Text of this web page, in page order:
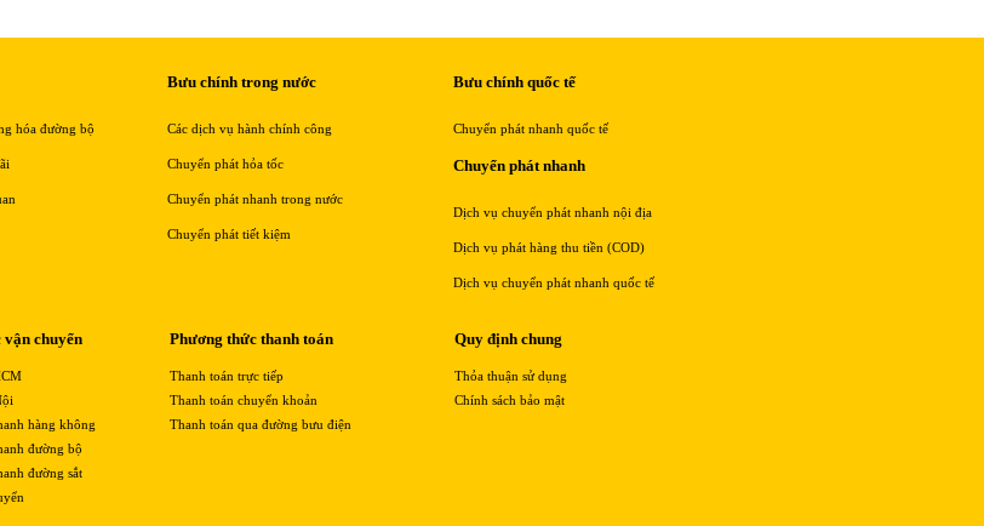
hóa đường bộ
Bưu chính trong nước
Các dịch vụ hành chính công
Chuyển phát hỏa tốc
Chuyển phát nhanh trong nước
Chuyển phát tiết kiệm
Bưu chính quốc tế
Chuyển phát nhanh quốc tế
Chuyển phát nhanh
Dịch vụ chuyển phát nhanh nội địa
Dịch vụ phát hàng thu tiền (COD)
Dịch vụ chuyển phát nhanh quốc tế
chuyển
hàng không
đường bộ
đường sắt
Phương thức thanh toán
Thanh toán trực tiếp
Thanh toán chuyển khoản
Thanh toán qua đường bưu điện
Quy định chung
Thỏa thuận sử dụng
Chính sách bảo mật